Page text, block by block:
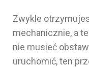
Zwykle
mechanicznie, a
nie musieć
uruchomić, ten